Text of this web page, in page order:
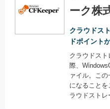
ーク株
クラウドス
ドポイント
クラウドス
際、
ァイル。こ
になることを
ラウドスト